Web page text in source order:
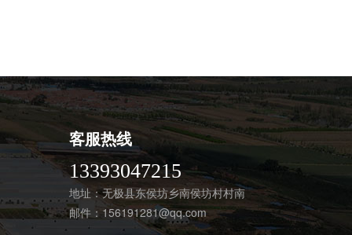
客服热线
13393047215
地址：无极县东侯坊乡南侯坊村村南
邮件： 156191281@qq.com